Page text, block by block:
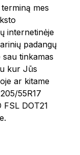
mes
internetinėje
padangų
tinkamas
kur Jūs
ar kitame
55R17
FSL DOT21